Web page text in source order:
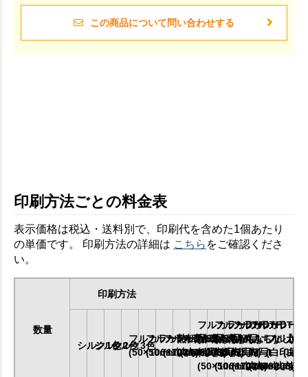
この商品について問い合わせする
印刷方法ごとの料金表
表示価格は税込・送料別で、印刷代を含めた1個あたり
の単価です。 印刷方法の詳細は こちら をご確認くださ
い。
数量
印刷方法
シルク1色
シルク2色
シルク3色
フルカラー熱転写SS
(50×50mm以内)
フルカラー熱転写S
(100×100mm以内)
フルカラー熱転写M
(170×170mm以内)
フルカラー熱転写L
(240×200mm以内)
フルカラーDTF
(ふちなし)
転写SS
(50×50mm以内)
フルカラーDTF
(ふちなし)
転写S
(100×100mm以内)
フルカラーDTF
(ふちなし)
転写M
(170×170mm以
フルカラー
(ふちなし)
転写L
フルカラ
(白印刷
【1
(白印